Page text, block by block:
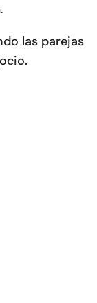
las parejas